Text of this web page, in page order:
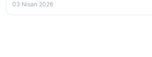
03 Nisan 2026